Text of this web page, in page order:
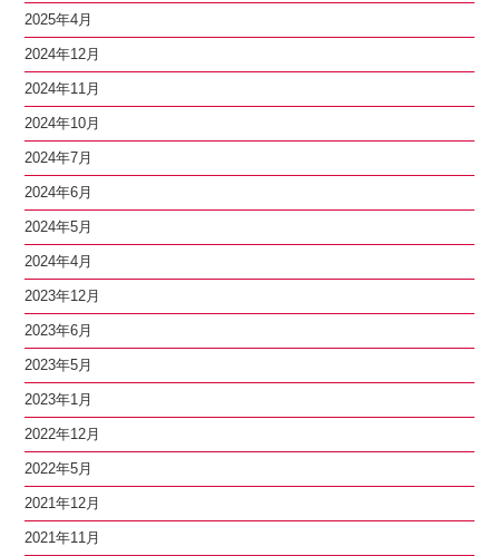
2025年4月
2024年12月
2024年11月
2024年10月
2024年7月
2024年6月
2024年5月
2024年4月
2023年12月
2023年6月
2023年5月
2023年1月
2022年12月
2022年5月
2021年12月
2021年11月